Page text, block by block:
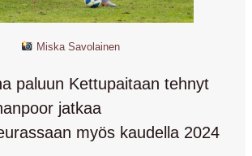
Miska Savolainen
paluun Kettupaitaan tehnyt
jatkaa
myös kaudella 2024